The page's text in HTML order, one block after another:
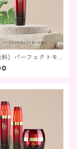
料〗パーフェクトモ
ション